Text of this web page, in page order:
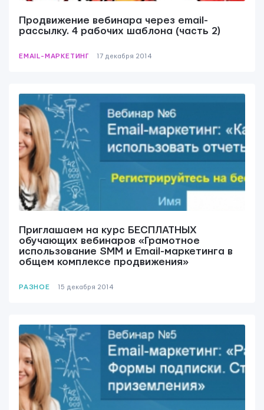
Продвижение вебинара через email-
рассылку. 4 рабочих шаблона (часть 2)
EMAIL-МАРКЕТИНГ 17 декабря 2014
Приглашаем на курс БЕСПЛАТНЫХ
обучающих вебинаров «Грамотное
использование SMM и Email-маркетинга в
общем комплексе продвижения»
РАЗНОЕ 15 декабря 2014
ОТПРАВИТЬ